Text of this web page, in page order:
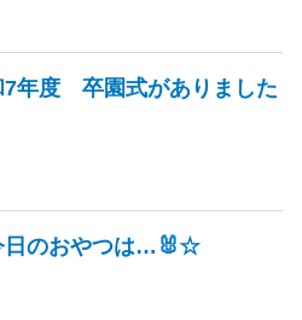
7年度 卒園式がありました
のおやつは…🐰☆